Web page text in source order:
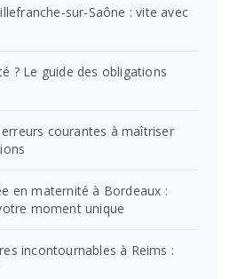
sur-Saône : vite avec
? Le guide des obligations
courantes à maîtriser
en maternité à Bordeaux :
moment unique
incontournables à Reims :